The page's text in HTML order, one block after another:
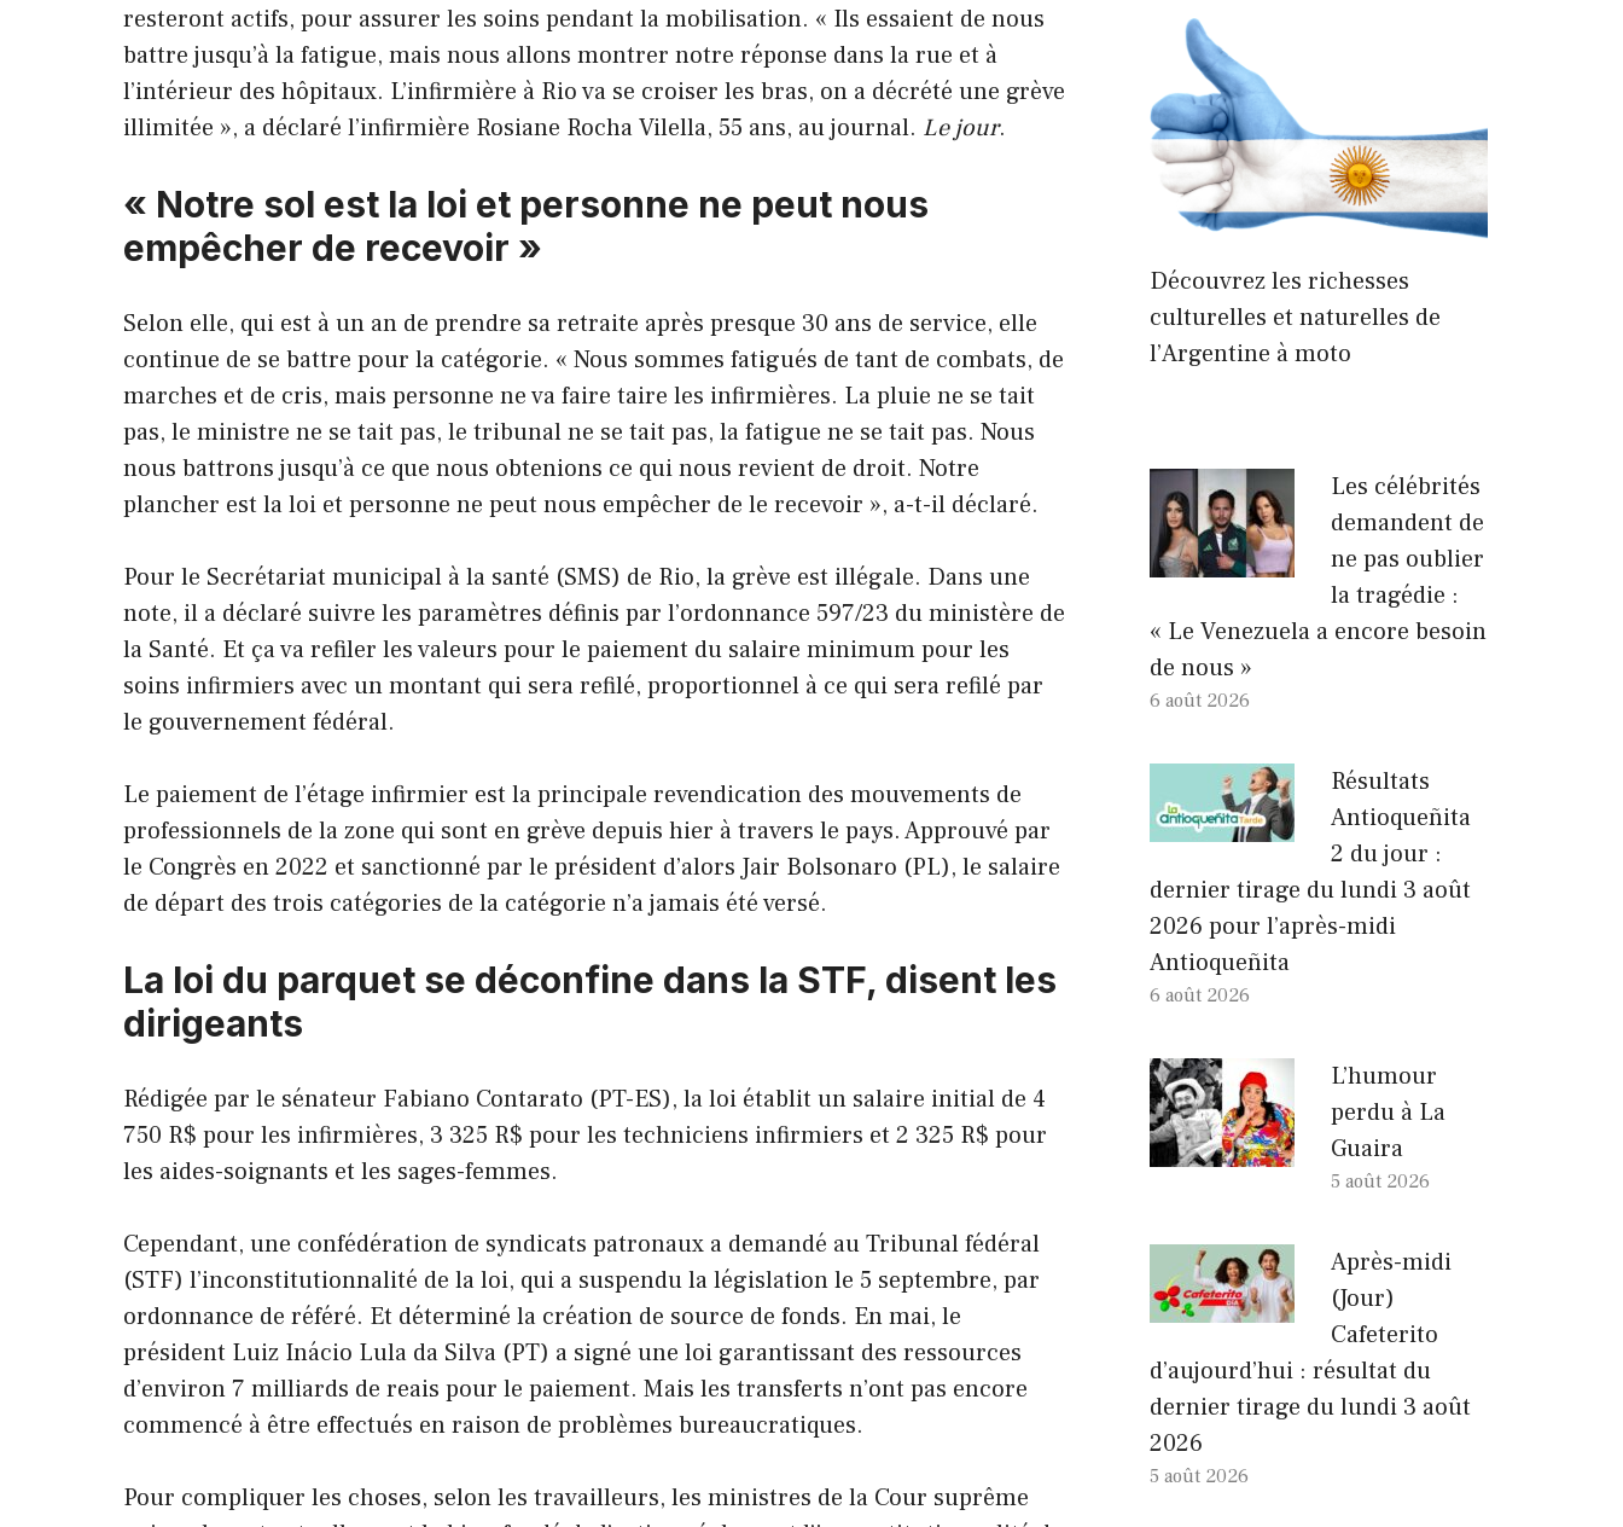
resteront actifs, pour assurer les soins pendant la mobilisation. « Ils essaient de nous
battre jusqu’à la fatigue, mais nous allons montrer notre réponse dans la rue et à
l’intérieur des hôpitaux. L’infirmière à Rio va se croiser les bras, on a décrété une grève
illimitée », a déclaré l’infirmière Rosiane Rocha Vilella, 55 ans, au journal. Le jour.
« Notre sol est la loi et personne ne peut nous
empêcher de recevoir »
Selon elle, qui est à un an de prendre sa retraite après presque 30 ans de service, elle
continue de se battre pour la catégorie. « Nous sommes fatigués de tant de combats, de
marches et de cris, mais personne ne va faire taire les infirmières. La pluie ne se tait
pas, le ministre ne se tait pas, le tribunal ne se tait pas, la fatigue ne se tait pas. Nous
nous battrons jusqu’à ce que nous obtenions ce qui nous revient de droit. Notre
plancher est la loi et personne ne peut nous empêcher de le recevoir », a-t-il déclaré.
Pour le Secrétariat municipal à la santé (SMS) de Rio, la grève est illégale. Dans une
note, il a déclaré suivre les paramètres définis par l’ordonnance 597/23 du ministère de
la Santé. Et ça va refiler les valeurs pour le paiement du salaire minimum pour les
soins infirmiers avec un montant qui sera refilé, proportionnel à ce qui sera refilé par
le gouvernement fédéral.
Le paiement de l’étage infirmier est la principale revendication des mouvements de
professionnels de la zone qui sont en grève depuis hier à travers le pays. Approuvé par
le Congrès en 2022 et sanctionné par le président d’alors Jair Bolsonaro (PL), le salaire
de départ des trois catégories de la catégorie n’a jamais été versé.
La loi du parquet se déconfine dans la STF, disent les
dirigeants
Rédigée par le sénateur Fabiano Contarato (PT-ES), la loi établit un salaire initial de 4
750 R$ pour les infirmières, 3 325 R$ pour les techniciens infirmiers et 2 325 R$ pour
les aides-soignants et les sages-femmes.
Cependant, une confédération de syndicats patronaux a demandé au Tribunal fédéral
(STF) l’inconstitutionnalité de la loi, qui a suspendu la législation le 5 septembre, par
ordonnance de référé. Et déterminé la création de source de fonds. En mai, le
président Luiz Inácio Lula da Silva (PT) a signé une loi garantissant des ressources
d’environ 7 milliards de reais pour le paiement. Mais les transferts n’ont pas encore
commencé à être effectués en raison de problèmes bureaucratiques.
Pour compliquer les choses, selon les travailleurs, les ministres de la Cour suprême
Découvrez les richesses
culturelles et naturelles de
l’Argentine à moto
Les célébrités
demandent de
ne pas oublier
la tragédie :
« Le Venezuela a encore besoin
de nous »
6 août 2026
Résultats
Antioqueñita
2 du jour :
dernier tirage du lundi 3 août
2026 pour l’après-midi
Antioqueñita
6 août 2026
L’humour
perdu à La
Guaira
5 août 2026
Après-midi
(Jour)
Cafeterito
d’aujourd’hui : résultat du
dernier tirage du lundi 3 août
2026
5 août 2026